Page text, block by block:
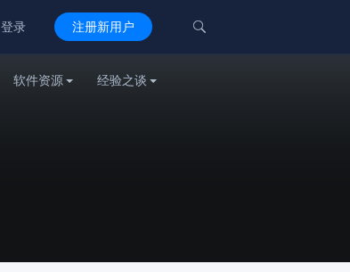
登录 注册新用户 
软件资源 经验之谈